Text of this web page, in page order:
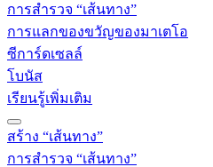
การสำรวจ “เส้นทาง”
การแลกของขวัญของมาเตโอ
ซีการ์ดเซลล์
โบนัส
เรียนรู้เพิ่มเติม
สร้าง “เส้นทาง”
การสำรวจ “เส้นทาง”